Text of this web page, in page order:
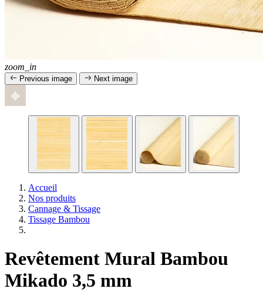
zoom_in
Previous image Next image
Accueil
Nos produits
Cannage & Tissage
Tissage Bambou
Revêtement Mural Bambou
Mikado 3,5 mm